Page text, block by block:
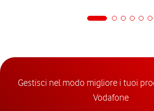
Gestisci nel modo migliore i tuoi
Vodafone